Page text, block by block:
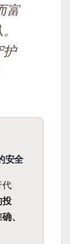
富
护
安全
代
投
、